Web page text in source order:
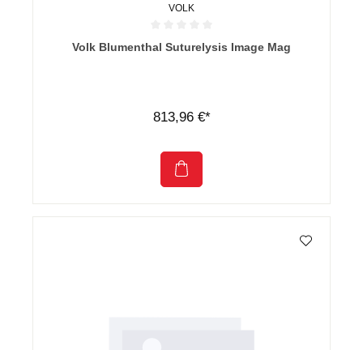
VOLK
Durchschnittliche Bewertung von 0 von 5 Sternen
Volk Blumenthal Suturelysis Image Mag
813,96 €*